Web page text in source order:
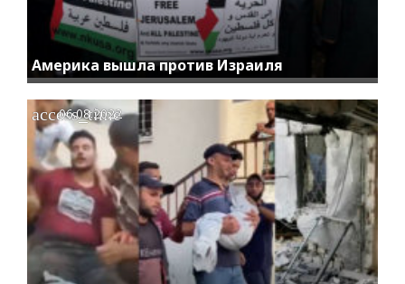
Америка вышла против Израиля
access_time
06.08.2022